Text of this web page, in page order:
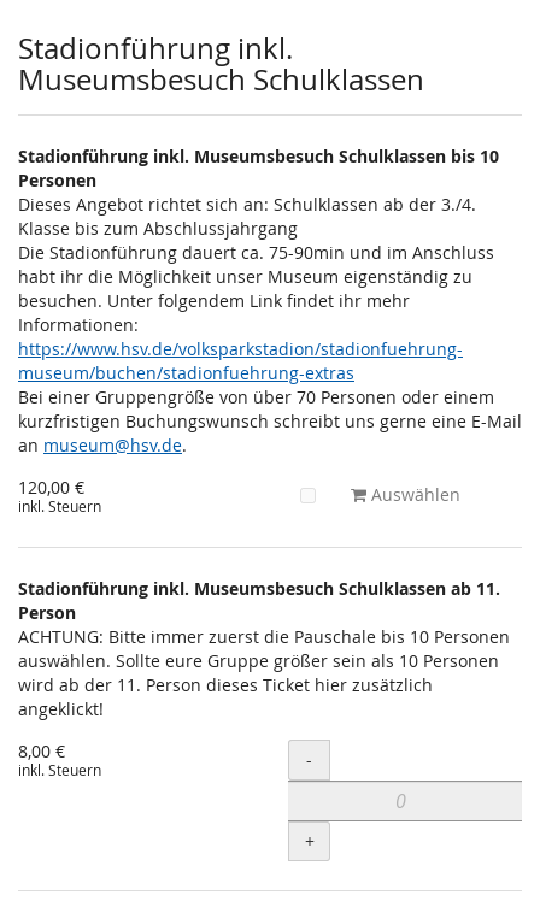
Stadionführung inkl.
Museumsbesuch Schulklassen
Stadionführung inkl. Museumsbesuch Schulklassen bis 10
Personen
Dieses Angebot richtet sich an: Schulklassen ab der 3./4.
Klasse bis zum Abschlussjahrgang
Die Stadionführung dauert ca. 75-90min und im Anschluss
habt ihr die Möglichkeit unser Museum eigenständig zu
besuchen. Unter folgendem Link findet ihr mehr
Informationen:
https://www.hsv.de/volksparkstadion/stadionfuehrung-
museum/buchen/stadionfuehrung-extras
Bei einer Gruppengröße von über 70 Personen oder einem
kurzfristigen Buchungswunsch schreibt uns gerne eine E-Mail
an museum@hsv.de.
120,00 €
inkl. Steuern Auswählen
Stadionführung inkl. Museumsbesuch Schulklassen ab 11.
Person
ACHTUNG: Bitte immer zuerst die Pauschale bis 10 Personen
auswählen. Sollte eure Gruppe größer sein als 10 Personen
wird ab der 11. Person dieses Ticket hier zusätzlich
angeklickt!
8,00 €
inkl. Steuern Menge
-
+